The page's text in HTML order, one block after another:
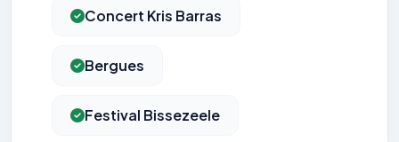
Concert Kris Barras
Bergues
Festival Bissezeele